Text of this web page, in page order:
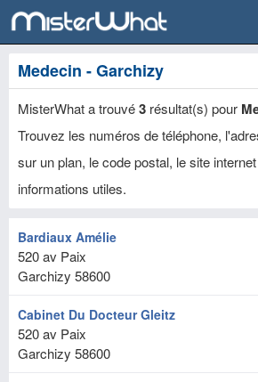
Medecin - Garchizy
MisterWhat a trouvé3 résultat(s) pour
Trouvez les numéros de téléphone,
sur un plan, le code postal, le site
informations utiles.
Bardiaux Amélie
520 av Paix
Garchizy 58600
Cabinet Du Docteur Gleitz
520 av Paix
Garchizy 58600